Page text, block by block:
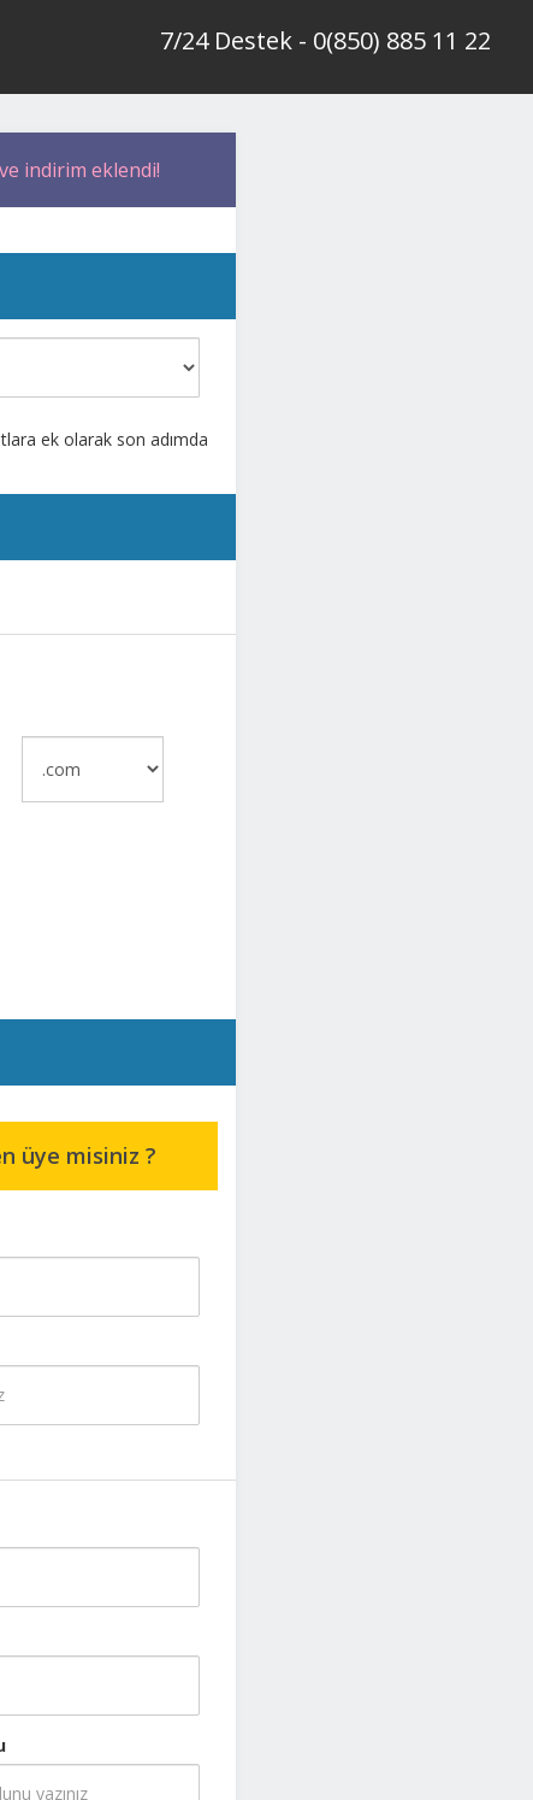
7/24 Destek - 0(850) 885 11 22
indirim eklendi!
ek olarak son adımda
üye misiniz ?